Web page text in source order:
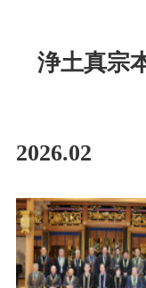
浄土真宗
2026.02